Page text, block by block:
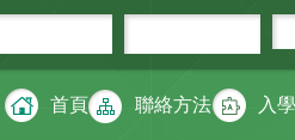
首頁 聯絡方法 入